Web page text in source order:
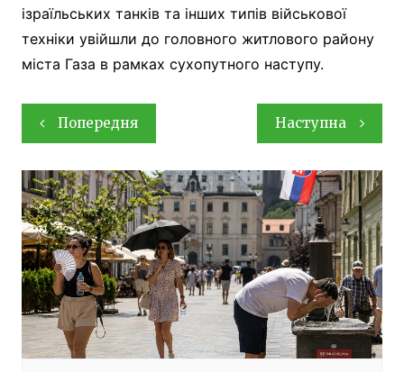
ізраїльських танків та інших типів військової
техніки увійшли до головного житлового району
міста Газа в рамках сухопутного наступу.
Навігація
записів
Попередня Наступна